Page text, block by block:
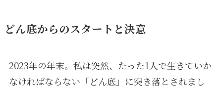
どん底からのスタートと決意
2023年の年末。私は突然、たった1人で生きていか
なければならない「どん底」に突き落とされまし